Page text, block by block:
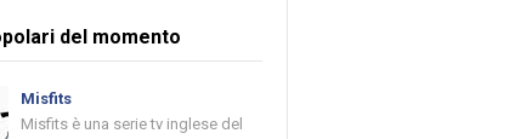
del momento
Misfits
Misfits è una serie tv inglese del